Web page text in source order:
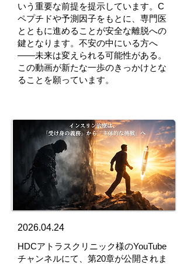
いう重要な前提を提示しています。C
ペプチドや予測因子をもとに、専門医
とともに進めることが安全な離脱への
鍵となります。不安の中にいる方へ
——未来は変えられる可能性がある。
この動画が新たな一歩のきっかけとな
ることを願っています。
2026.04.24
HDCアトラスクリニック様のYouTube
チャンネルにて、第20章が公開されま